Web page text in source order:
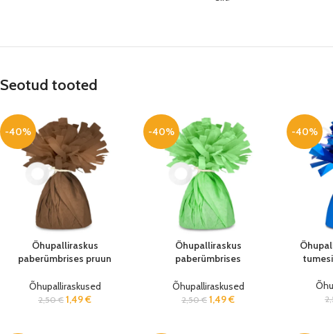
Seotud tooted
-40%
Õhupalliraskus
paberümbrises pruun
Õhupalliraskused
2,50€ 1,49€
-40%
Õhupalliraskus
paberümbrises
Õhupalliraskused
2,50€ 1,49€
-40%